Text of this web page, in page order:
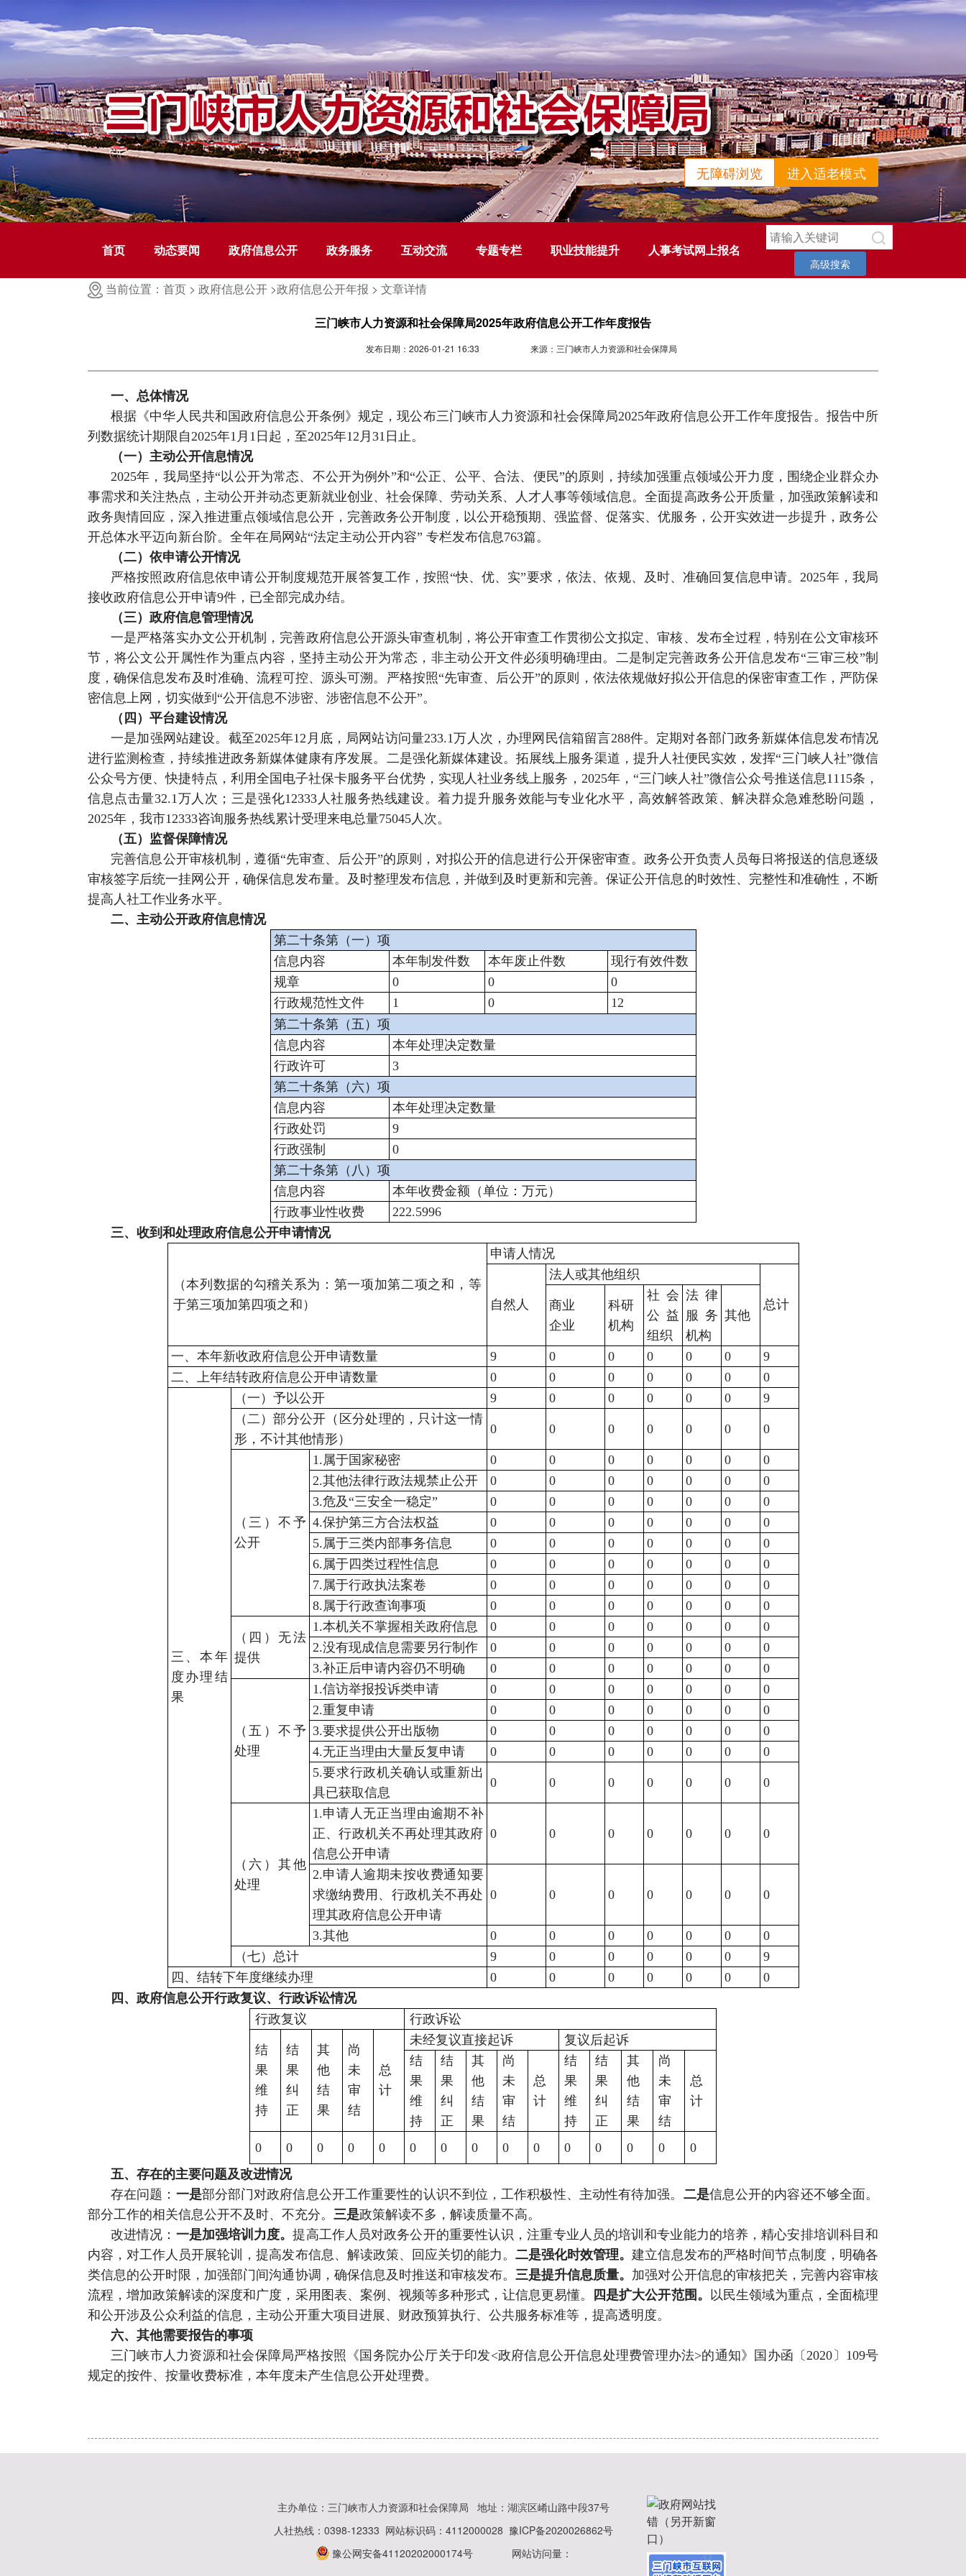
无障碍浏览 进入适老模式
首页 动态要闻 政府信息公开 政务服务 互动交流 专题专栏 职业技能提升 人事考试网上报名
高级搜索
当前位置：首页 > 政府信息公开 >政府信息公开年报 > 文章详情
三门峡市人力资源和社会保障局2025年政府信息公开工作年度报告
发布日期： 2026-01-21 16:33 来源： 三门峡市人力资源和社会保障局
一、总体情况
根据《中华人民共和国政府信息公开条例》规定，现公布三门峡市人力资源和社会保障局2025年政府信息公开工作年度报告。报告中所
列数据统计期限自2025年1月1日起，至2025年12月31日止。
（一）主动公开信息情况
2025年，我局坚持“以公开为常态、不公开为例外”和“公正、公平、合法、便民”的原则，持续加强重点领域公开力度，围绕企业群众办
事需求和关注热点，主动公开并动态更新就业创业、社会保障、劳动关系、人才人事等领域信息。全面提高政务公开质量，加强政策解读和
政务舆情回应，深入推进重点领域信息公开，完善政务公开制度，以公开稳预期、强监督、促落实、优服务，公开实效进一步提升，政务公
开总体水平迈向新台阶。全年在局网站“法定主动公开内容” 专栏发布信息763篇。
（二）依申请公开情况
严格按照政府信息依申请公开制度规范开展答复工作，按照“快、优、实”要求，依法、依规、及时、准确回复信息申请。2025年，我局
接收政府信息公开申请9件，已全部完成办结。
（三）政府信息管理情况
一是严格落实办文公开机制，完善政府信息公开源头审查机制，将公开审查工作贯彻公文拟定、审核、发布全过程，特别在公文审核环
节，将公文公开属性作为重点内容，坚持主动公开为常态，非主动公开文件必须明确理由。二是制定完善政务公开信息发布“三审三校”制
度，确保信息发布及时准确、流程可控、源头可溯。严格按照“先审查、后公开”的原则，依法依规做好拟公开信息的保密审查工作，严防保
密信息上网，切实做到“公开信息不涉密、涉密信息不公开”。
（四）平台建设情况
一是加强网站建设。截至2025年12月底，局网站访问量233.1万人次，办理网民信箱留言288件。定期对各部门政务新媒体信息发布情况
进行监测检查，持续推进政务新媒体健康有序发展。二是强化新媒体建设。拓展线上服务渠道，提升人社便民实效，发挥“三门峡人社”微信
公众号方便、快捷特点，利用全国电子社保卡服务平台优势，实现人社业务线上服务，2025年，“三门峡人社”微信公众号推送信息1115条，
信息点击量32.1万人次；三是强化12333人社服务热线建设。着力提升服务效能与专业化水平，高效解答政策、解决群众急难愁盼问题，
2025年，我市12333咨询服务热线累计受理来电总量75045人次。
（五）监督保障情况
完善信息公开审核机制，遵循“先审查、后公开”的原则，对拟公开的信息进行公开保密审查。政务公开负责人员每日将报送的信息逐级
审核签字后统一挂网公开，确保信息发布量。及时整理发布信息，并做到及时更新和完善。保证公开信息的时效性、完整性和准确性，不断
提高人社工作业务水平。
二、主动公开政府信息情况
第二十条第（一）项
信息内容
本年制发件数 本年废止件数
现行有效件数
规章
0 0
0
行政规范性文件
1 0
12
第二十条第（五）项
信息内容
本年处理决定数量
行政许可
3
第二十条第（六）项
信息内容
本年处理决定数量
行政处罚
9
行政强制
0
第二十条第（八）项
信息内容
本年收费金额（单位：万元）
行政事业性收费
222.5996
三、收到和处理政府信息公开申请情况
（本列数据的勾稽关系为：第一项加第二项之和，等
于第三项加第四项之和）
申请人情况
自然人
法人或其他组织
总计
商业
企业
科研
机构
社会
公益
组织
法律
服务
机构
其他
一、本年新收政府信息公开申请数量 9 0 0 0 0 0
9
二、上年结转政府信息公开申请数量
0 0 0 0 0 0 0
三、本年
度办理结
果
（一）予以公开 9 0 0 0 0 0
9
（二）部分公开（区分处理的，只计这一情
形，不计其他情形）
0 0 0 0 0 0 0
（三）不予
公开
1.属于国家秘密 0 0 0 0 0 0
0
2.其他法律行政法规禁止公开
0 0 0 0 0 0
0
3.危及“三安全一稳定”
0 0 0 0 0 0
0
4.保护第三方合法权益
0 0 0 0 0 0
0
5.属于三类内部事务信息
0 0 0 0 0 0
0
6.属于四类过程性信息
0 0 0 0 0 0
0
7.属于行政执法案卷
0 0 0 0 0 0
0
8.属于行政查询事项
0 0 0 0 0 0 0
（四）无法
提供
1.本机关不掌握相关政府信息 0 0 0 0 0 0
0
2.没有现成信息需要另行制作
0 0 0 0 0 0
0
3.补正后申请内容仍不明确
0 0 0 0 0 0 0
（五）不予
处理
1.信访举报投诉类申请 0 0 0 0 0 0
0
2.重复申请
0 0 0 0 0 0
0
3.要求提供公开出版物
0 0 0 0 0 0
0
4.无正当理由大量反复申请
0 0 0 0 0 0
0
5.要求行政机关确认或重新出
具已获取信息
0 0 0 0 0 0 0
（六）其他
处理
1.申请人无正当理由逾期不补
正、行政机关不再处理其政府
信息公开申请
0 0 0 0 0 0 0
2.申请人逾期未按收费通知要
求缴纳费用、行政机关不再处
理其政府信息公开申请
0 0 0 0 0 0 0
3.其他 0 0 0 0 0 0
0
（七）总计
9 0 0 0 0 0
9
四、结转下年度继续办理
0 0 0 0 0 0
0
四、政府信息公开行政复议、行政诉讼情况
行政复议
行政诉讼
结
果
维
持
结
果
纠
正
其
他
结
果
尚
未
审
结
总
计
未经复议直接起诉
复议后起诉
结
果
维
持
结
果
纠
正
其
他
结
果
尚
未
审
结
总
计
结
果
维
持
结
果
纠
正
其
他
结
果
尚
未
审
结
总
计
0 0 0 0 0 0 0 0 0 0 0 0 0 0
0
五、存在的主要问题及改进情况
存在问题： 一是部分部门对政府信息公开工作重要性的认识不到位，工作积极性、主动性有待加强。 二是信息公开的内容还不够全面。
部分工作的相关信息公开不及时、不充分。 三是政策解读不多，解读质量不高。
改进情况： 一是加强培训力度。提高工作人员对政务公开的重要性认识，注重专业人员的培训和专业能力的培养，精心安排培训科目和
内容，对工作人员开展轮训，提高发布信息、解读政策、回应关切的能力。二是强化时效管理。建立信息发布的严格时间节点制度，明确各
类信息的公开时限，加强部门间沟通协调，确保信息及时推送和审核发布。三是提升信息质量。 加强对公开信息的审核把关，完善内容审核
流程，增加政策解读的深度和广度，采用图表、案例、视频等多种形式，让信息更易懂。
四是扩大公开范围。 以民生领域为重点，全面梳理
和公开涉及公众利益的信息，主动公开重大项目进展、财政预算执行、公共服务标准等，提高透明度。
六、其他需要报告的事项
三门峡市人力资源和社会保障局严格按照《国务院办公厅关于印发<政府信息公开信息处理费管理办法>的通知》国办函〔2020〕109号
规定的按件、按量收费标准，本年度未产生信息公开处理费。
主办单位：三门峡市人力资源和社会保障局
地址：湖滨区崤山路中段37号
人社热线：0398-12333 网站标识码：4112000028 豫ICP备2020026862号
豫公网安备41120202000174号
网站访问量：